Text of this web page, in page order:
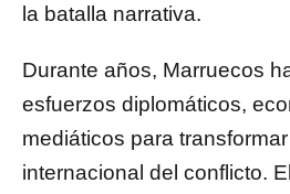
la batalla narrativa.
Durante años, Marruecos
esfuerzos diplomáticos,
mediáticos para
internacional del conflicto.